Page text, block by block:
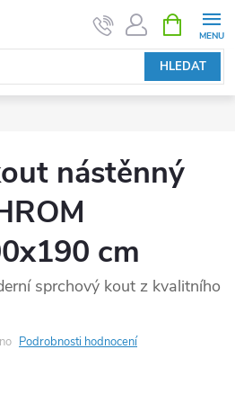
HLEDAT
NÁKUPNÍ
KOŠÍK
nástěnný
cm
sprchový kout z kvalitního
Podrobnosti hodnocení